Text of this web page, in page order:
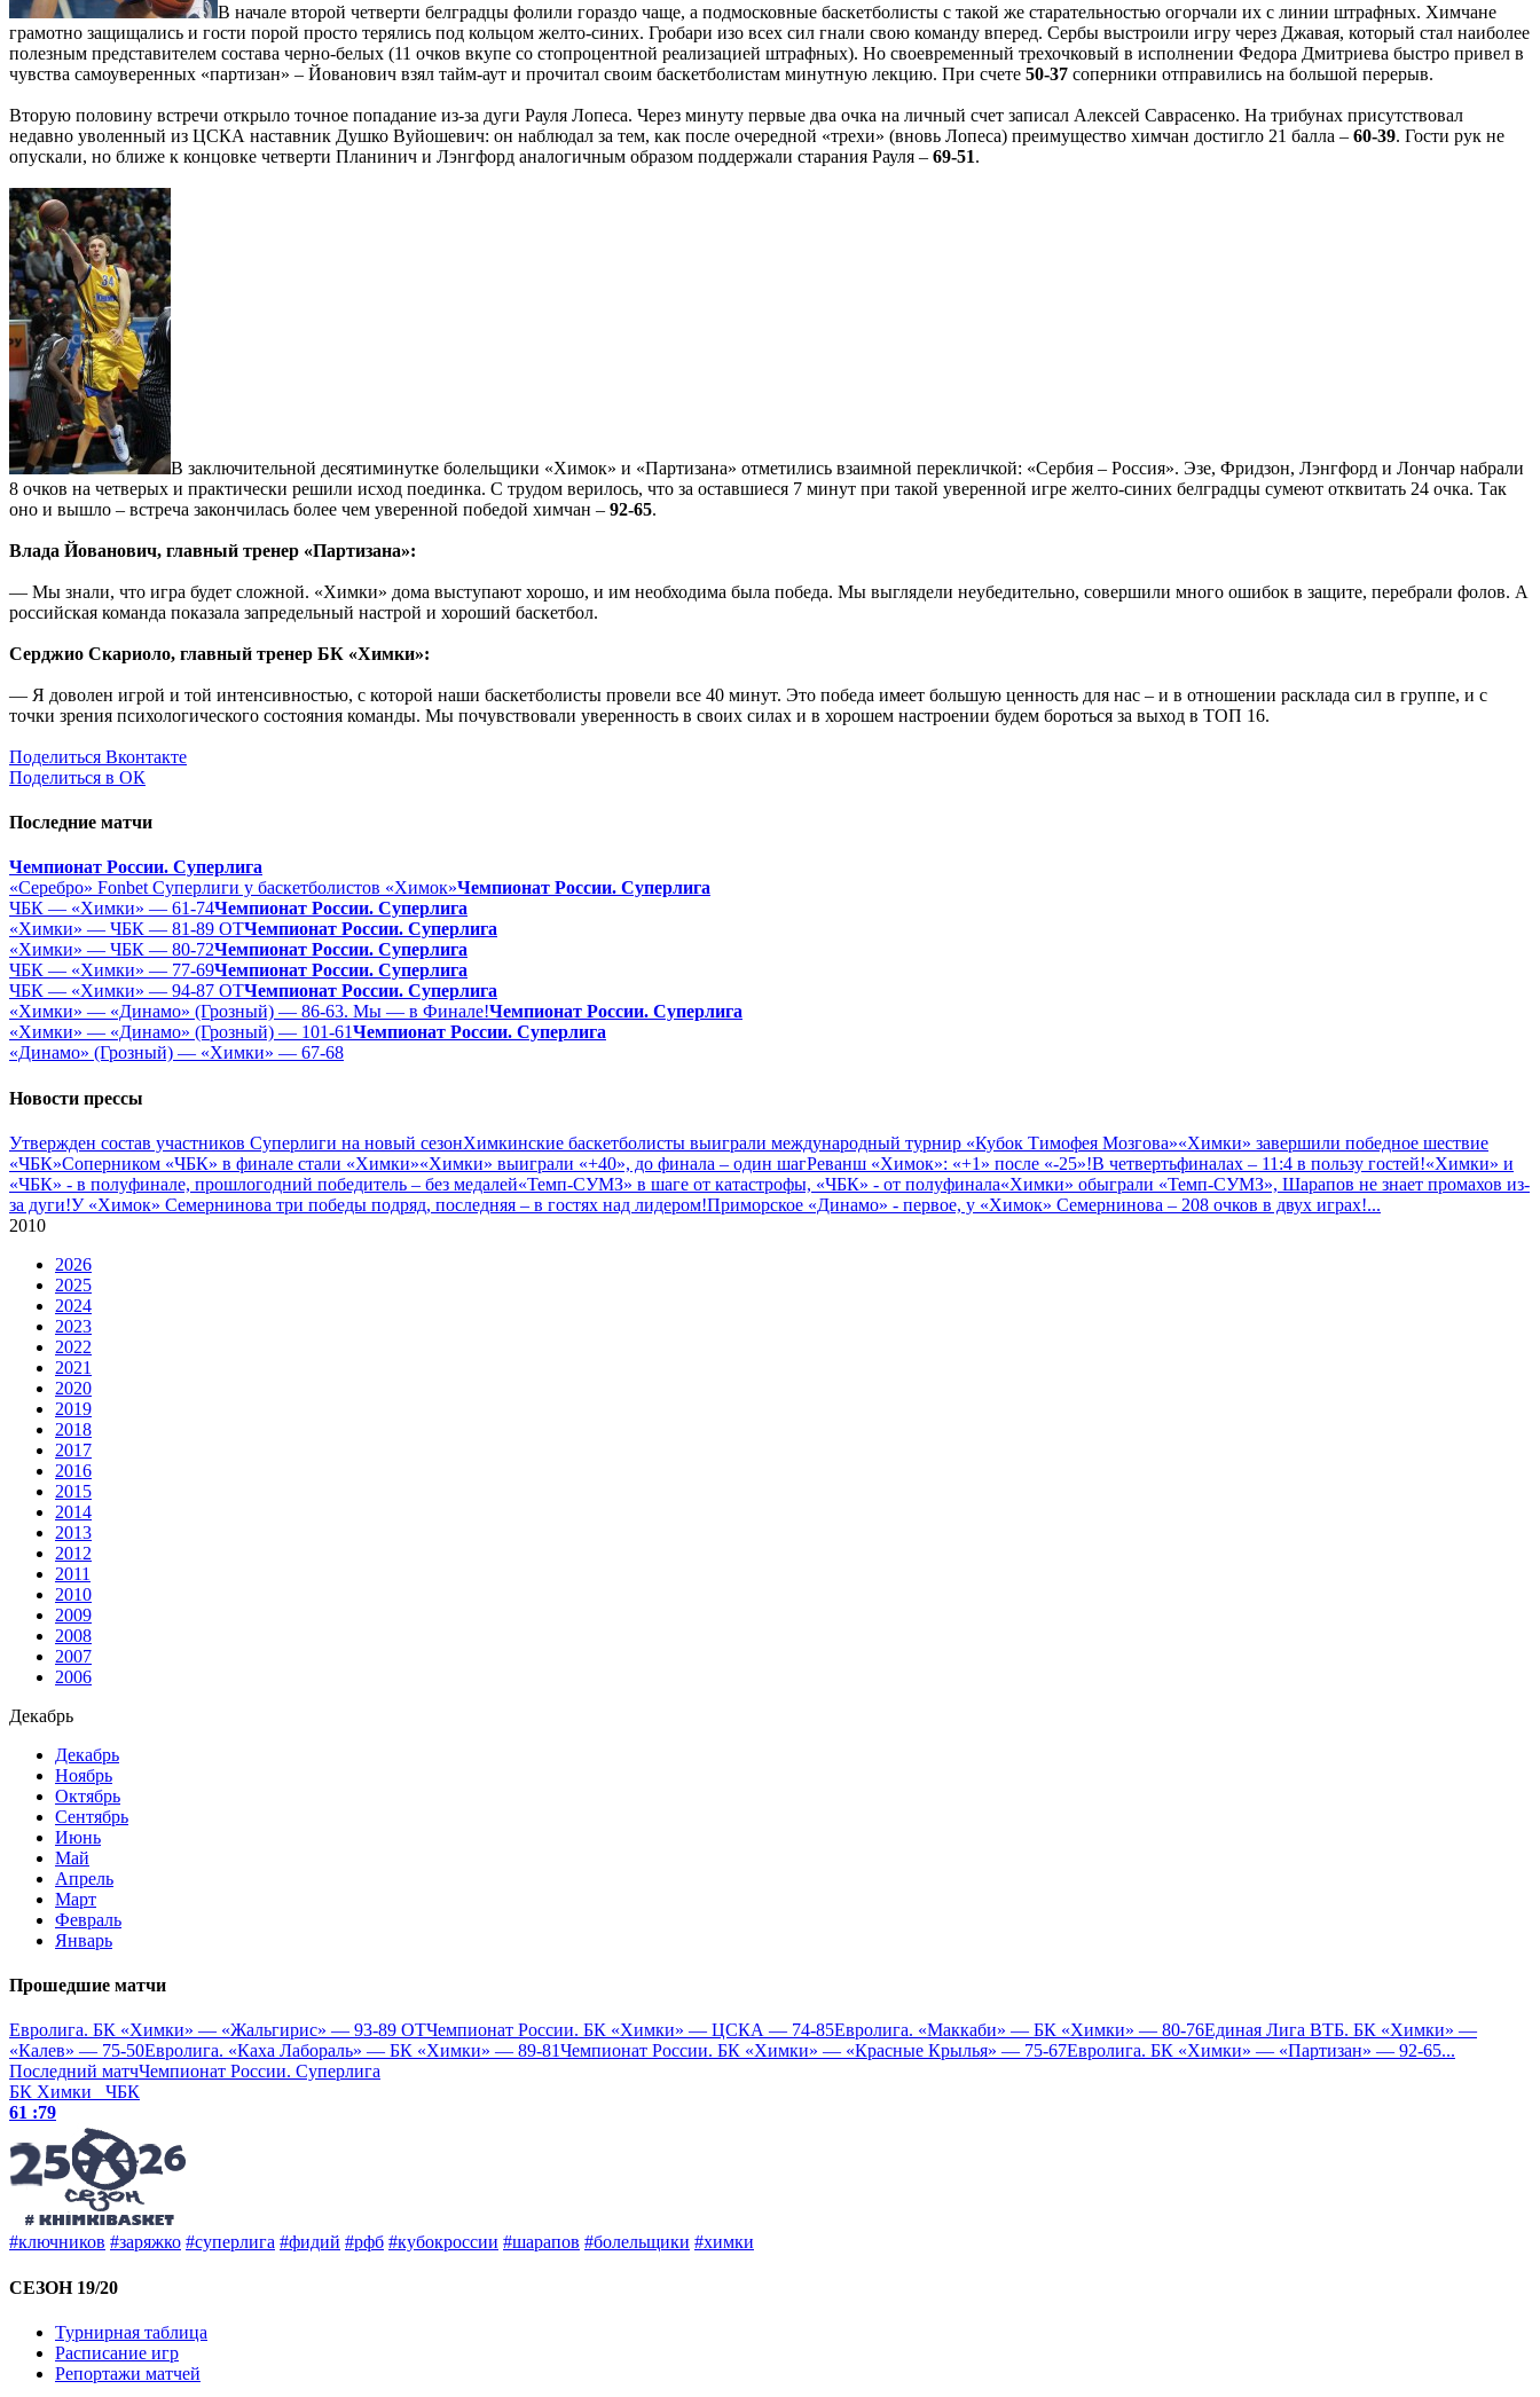
В начале второй четверти белградцы фолили гораздо чаще, а подмосковные баскетболисты с такой же старательностью огорчали их с линии штрафных. Химчане
грамотно защищались и гости порой просто терялись под кольцом желто-синих. Гробари изо всех сил гнали свою команду вперед. Сербы выстроили игру через Джавая, который стал наиболее
полезным представителем состава черно-белых (11 очков вкупе со стопроцентной реализацией штрафных). Но своевременный трехочковый в исполнении Федора Дмитриева быстро привел в
чувства самоуверенных «партизан» – Йованович взял тайм-аут и прочитал своим баскетболистам минутную лекцию. При счете 50-37 соперники отправились на большой перерыв.
Вторую половину встречи открыло точное попадание из-за дуги Рауля Лопеса. Через минуту первые два очка на личный счет записал Алексей Саврасенко. На трибунах присутствовал
недавно уволенный из ЦСКА наставник Душко Вуйошевич: он наблюдал за тем, как после очередной «трехи» (вновь Лопеса) преимущество химчан достигло 21 балла – 60-39. Гости рук не
опускали, но ближе к концовке четверти Планинич и Лэнгфорд аналогичным образом поддержали старания Рауля – 69-51.
В заключительной десятиминутке болельщики «Химок» и «Партизана» отметились взаимной перекличкой: «Сербия – Россия». Эзе, Фридзон, Лэнгфорд и Лончар набрали
8 очков на четверых и практически решили исход поединка. С трудом верилось, что за оставшиеся 7 минут при такой уверенной игре желто-синих белградцы сумеют отквитать 24 очка. Так
оно и вышло – встреча закончилась более чем уверенной победой химчан – 92-65.
Влада Йованович, главный тренер «Партизана»:
— Мы знали, что игра будет сложной. «Химки» дома выступают хорошо, и им необходима была победа. Мы выглядели неубедительно, совершили много ошибок в защите, перебрали фолов. А
российская команда показала запредельный настрой и хороший баскетбол.
Серджио Скариоло, главный тренер БК «Химки»:
— Я доволен игрой и той интенсивностью, с которой наши баскетболисты провели все 40 минут. Это победа имеет большую ценность для нас – и в отношении расклада сил в группе, и с
точки зрения психологического состояния команды. Мы почувствовали уверенность в своих силах и в хорошем настроении будем бороться за выход в ТОП 16.
Поделиться Вконтакте
Поделиться в ОК
Последние матчи
Чемпионат России. Суперлига
«Серебро» Fonbet Суперлиги у баскетболистов «Химок»Чемпионат России. Суперлига
ЧБК — «Химки» — 61-74Чемпионат России. Суперлига
«Химки» — ЧБК — 81-89 ОТЧемпионат России. Суперлига
«Химки» — ЧБК — 80-72Чемпионат России. Суперлига
ЧБК — «Химки» — 77-69Чемпионат России. Суперлига
ЧБК — «Химки» — 94-87 ОТЧемпионат России. Суперлига
«Химки» — «Динамо» (Грозный) — 86-63. Мы — в Финале!Чемпионат России. Суперлига
«Химки» — «Динамо» (Грозный) — 101-61Чемпионат России. Суперлига
«Динамо» (Грозный) — «Химки» — 67-68
Новости прессы
Утвержден состав участников Cуперлиги на новый сезонХимкинские баскетболисты выиграли международный турнир «Кубок Тимофея Мозгова»«Химки» завершили победное шествие
«ЧБК»Соперником «ЧБК» в финале стали «Химки»«Химки» выиграли «+40», до финала – один шагРеванш «Химок»: «+1» после «-25»!В четвертьфиналах – 11:4 в пользу гостей!«Химки» и
«ЧБК» - в полуфинале, прошлогодний победитель – без медалей«Темп-СУМЗ» в шаге от катастрофы, «ЧБК» - от полуфинала«Химки» обыграли «Темп-СУМЗ», Шарапов не знает промахов из-
за дуги!У «Химок» Семернинова три победы подряд, последняя – в гостях над лидером!Приморское «Динамо» - первое, у «Химок» Семернинова – 208 очков в двух играх!...
2010
2026
2025
2024
2023
2022
2021
2020
2019
2018
2017
2016
2015
2014
2013
2012
2011
2010
2009
2008
2007
2006
Декабрь
Декабрь
Ноябрь
Октябрь
Сентябрь
Июнь
Май
Апрель
Март
Февраль
Январь
Прошедшие матчи
Евролига. БК «Химки» — «Жальгирис» — 93-89 ОТЧемпионат России. БК «Химки» — ЦСКА — 74-85Евролига. «Маккаби» — БК «Химки» — 80-76Единая Лига ВТБ. БК «Химки» —
«Калев» — 75-50Евролига. «Каха Лабораль» — БК «Химки» — 89-81Чемпионат России. БК «Химки» — «Красные Крылья» — 75-67Евролига. БК «Химки» — «Партизан» — 92-65...
Последний матчЧемпионат России. Суперлига
БК Химки ЧБК
61 :79
#ключников #заряжко #суперлига #фидий #рфб #кубокроссии #шарапов #болельщики #химки
СЕЗОН 19/20
Турнирная таблица
Расписание игр
Репортажи матчей